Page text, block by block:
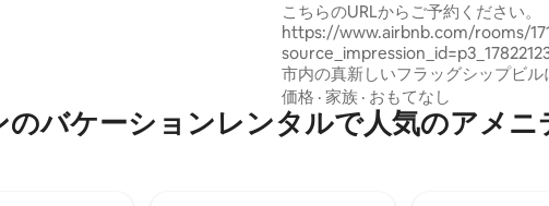
バスルーム
こちらのURLからご予約ください。
https://www.airbnb.com/rooms/
市内の真新しいフラッグシップビル
るプレミアムアパートメント。 37階にあ
る2ベッド2バスルームのお部屋で、
体を見渡せます。 市内中心部で最も賑や
価格 · 家族 · おもてなし
バケーションレンタルで人気のアメニ